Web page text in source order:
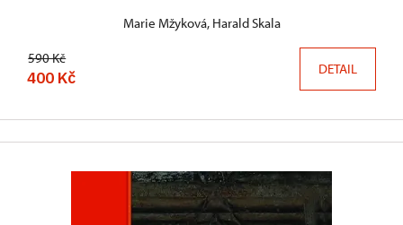
Marie Mžyková, Harald Skala
590 Kč
400 Kč DETAIL